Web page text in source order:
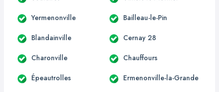
Yermenonville Bailleau-le-Pin
Blandainville Cernay 28
Charonville Chauffours
Épeautrolles Ermenonville-la-Grande